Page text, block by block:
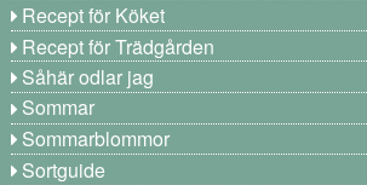
Recept för Köket
Recept för Trädgården
Såhär odlar jag
Sommar
Sommarblommor
Sortguide